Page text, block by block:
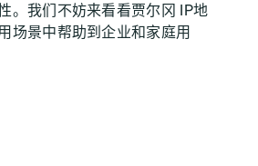
。我们不妨来看看贾尔冈 IP地
场景中帮助到企业和家庭用